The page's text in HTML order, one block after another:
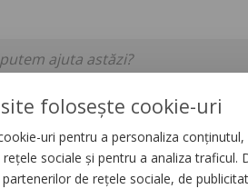
STOC SERVICII DEVINO
folosește cookie-uri
uri pentru a personaliza
sociale și pentru a analiza traficul.
de rețele sociale, de